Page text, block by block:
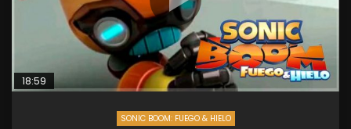
18:59
SONIC BOOM: FUEGO & HIELO